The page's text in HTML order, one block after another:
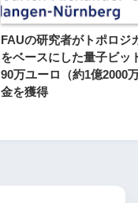
FAUの研究者がトポロジ
をベースにした量子ビッ
90万ユーロ（約1億2000
金を獲得